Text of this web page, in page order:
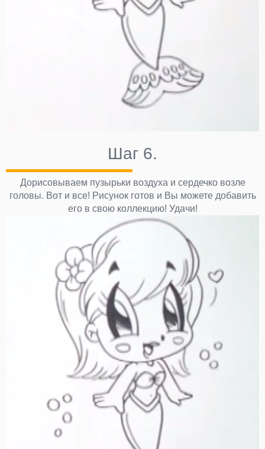
Шаг 6.
Дорисовываем пузырьки воздуха и сердечко возле
головы. Вот и все! Рисунок готов и Вы можете добавить
его в свою коллекцию! Удачи!